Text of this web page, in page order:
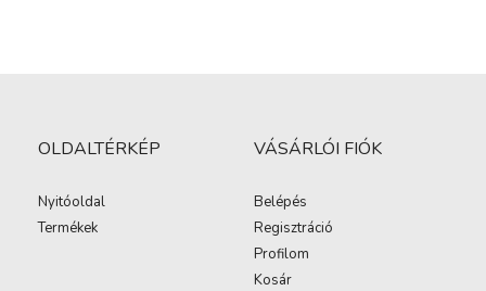
OLDALTÉRKÉP
Nyitóoldal
Termékek
VÁSÁRLÓI FIÓK
Belépés
Regisztráció
Profilom
Kosár